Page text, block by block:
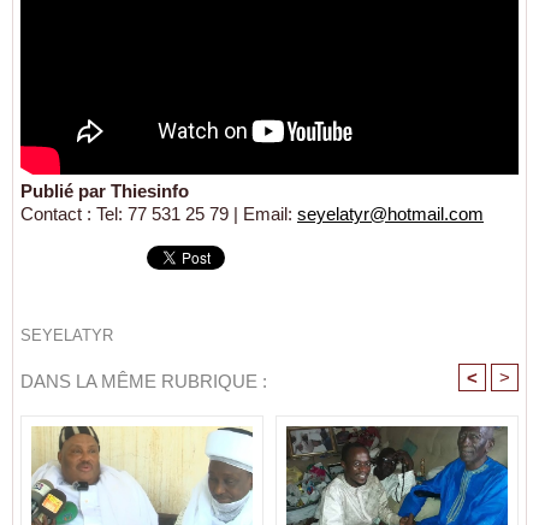
Publié par Thiesinfo
Contact : Tel: 77 531 25 79 | Email: seyelatyr@hotmail.com
SEYELATYR
DANS LA MÊME RUBRIQUE : < >